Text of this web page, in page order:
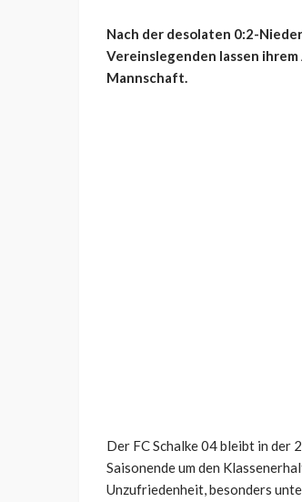
Nach der desolaten 0:2-
Vereinslegenden lassen
Mannschaft.
Der FC Schalke 04 bleibt in der
Saisonende um den
Unzufriedenheit, besonders